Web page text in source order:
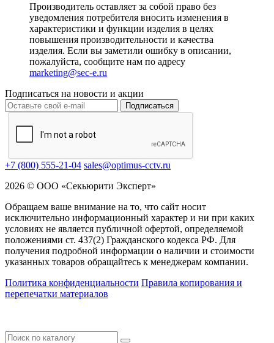
Производитель оставляет за собой право без
уведомления потребителя вносить изменения в
характеристики и функции изделия в целях
повышения производительности и качества
изделия. Если вы заметили ошибку в описании,
пожалуйста, сообщите нам по адресу
marketing@sec-e.ru
Подписаться на новости и акции
Подписаться
+7 (800) 555-21-04 sales@optimus-cctv.ru
2026 © ООО «Секьюрити Эксперт»
Обращаем ваше внимание на то, что сайт носит
исключительно информационный характер и ни при каких
условиях не является публичной офертой, определяемой
положениями ст. 437(2) Гражданского кодекса РФ. Для
получения подробной информации о наличии и стоимости
указанных товаров обращайтесь к менеджерам компании.
Политика конфиденциальности Правила копирования и
перепечатки материалов